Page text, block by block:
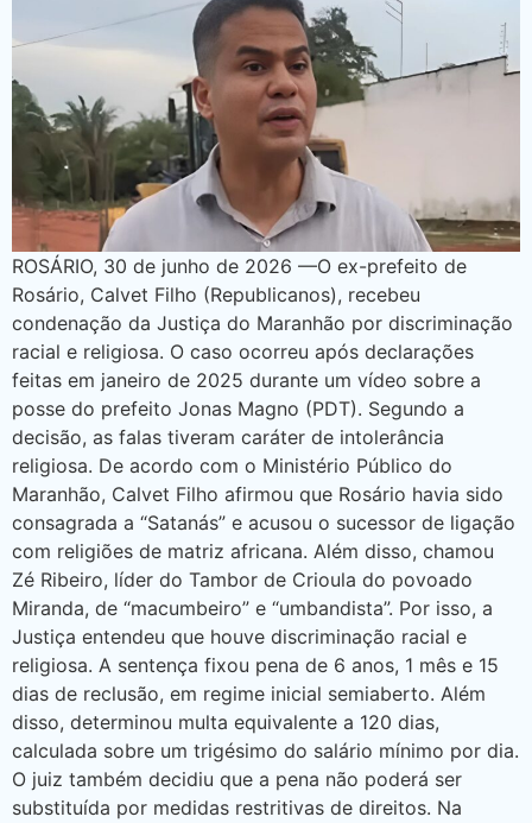
ROSÁRIO, 30 de junho de 2026 —O ex-prefeito de
Rosário, Calvet Filho (Republicanos), recebeu
condenação da Justiça do Maranhão por discriminação
racial e religiosa. O caso ocorreu após declarações
feitas em janeiro de 2025 durante um vídeo sobre a
posse do prefeito Jonas Magno (PDT). Segundo a
decisão, as falas tiveram caráter de intolerância
religiosa. De acordo com o Ministério Público do
Maranhão, Calvet Filho afirmou que Rosário havia sido
consagrada a “Satanás” e acusou o sucessor de ligação
com religiões de matriz africana. Além disso, chamou
Zé Ribeiro, líder do Tambor de Crioula do povoado
Miranda, de “macumbeiro” e “umbandista”. Por isso, a
Justiça entendeu que houve discriminação racial e
religiosa. A sentença fixou pena de 6 anos, 1 mês e 15
dias de reclusão, em regime inicial semiaberto. Além
disso, determinou multa equivalente a 120 dias,
calculada sobre um trigésimo do salário mínimo por dia.
O juiz também decidiu que a pena não poderá ser
substituída por medidas restritivas de direitos. Na